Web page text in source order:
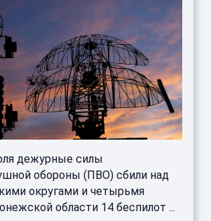
дежурные силы
обороны (ПВО) сбили над
округами и четырьмя
области 14 беспилот ...